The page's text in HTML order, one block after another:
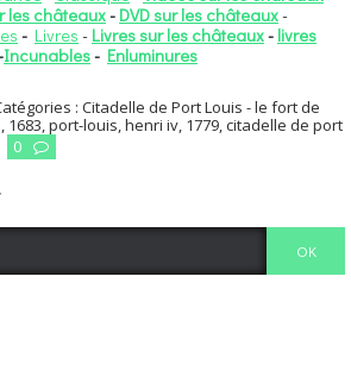
les châteaux- DVD sur les châteaux-
- Livres - Livres sur les châteaux- livres
Incunables- Enluminures
:Citadelle de Port Louis - le fort de
, 1683,port-louis,henri iv, 1779,citadelle de port
0